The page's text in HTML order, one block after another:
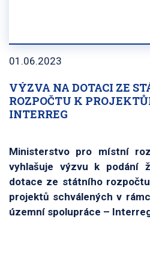
VÝZVA NA DOTACI ZE
ROZPOČTU K
INTERREG
01.06.2023
Ministerstvo pro místní
vyhlašuje výzvu k podání
dotace ze státního
projektů schválených v
územní spolupráce –